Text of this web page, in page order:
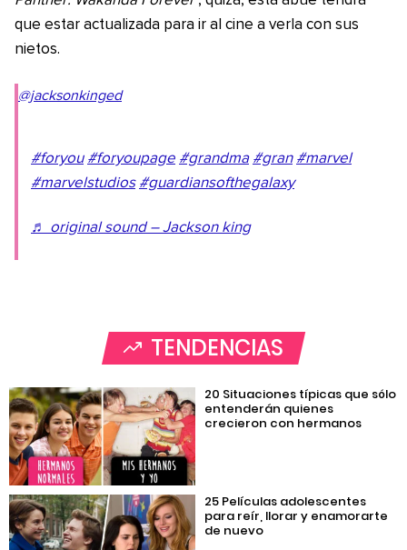
que estar actualizada para ir al cine a verla con sus
nietos.
@jacksonkinged
#foryou #foryoupage #grandma #gran #marvel
#marvelstudios #guardiansofthegalaxy
♬ original sound – Jackson king
TENDENCIAS
20 Situaciones típicas que sólo
entenderán quienes
crecieron con hermanos
25 Películas adolescentes
para reír, llorar y enamorarte
de nuevo